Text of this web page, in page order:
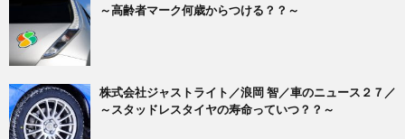
～高齢者マーク何歳からつける？？～
株式会社ジャストライト／浪岡 智／車のニュース２７／
～スタッドレスタイヤの寿命っていつ？？～